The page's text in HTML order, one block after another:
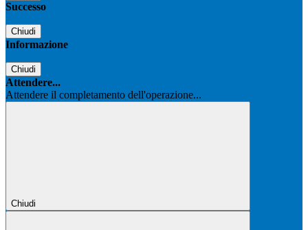
Successo
Chiudi
Informazione
Chiudi
Attendere...
Attendere il completamento dell'operazione...
Chiudi